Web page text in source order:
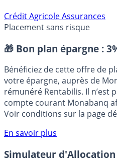
Placement sans risque
🎁 Bon plan épargne :
Bénéficiez de cette offre de
votre épargne, auprès de
rémunéré Rentabilis. Il n’est
Voir conditions sur la page
En savoir plus